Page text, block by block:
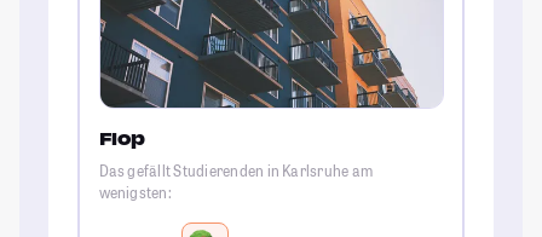
Flop
Das gefällt Studierenden in Karlsruhe am
wenigsten: